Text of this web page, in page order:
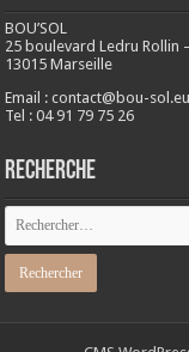
BOU’SOL
25 boulevard Ledru Rollin
13015 Marseille
Email : contact@bou-sol.eu
Tel : 04 91 79 75 26
RECHERCHE